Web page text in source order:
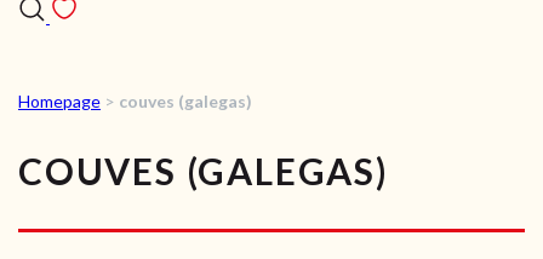
RECEITAS
VÍDEOS
RECEITAS VEGGIE
Homepage > couves (galegas)
COUVES (GALEGAS)